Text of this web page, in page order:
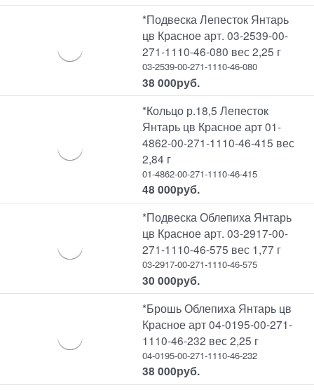
*Подвеска Лепесток Янтарь
цв Красное арт. 03-2539-00-
271-1110-46-080 вес 2,25 г
03-2539-00-271-1110-46-080
38 000руб.
*Кольцо р.18,5 Лепесток
Янтарь цв Красное арт 01-
4862-00-271-1110-46-415 вес
2,84 г
01-4862-00-271-1110-46-415
48 000руб.
*Подвеска Облепиха Янтарь
цв Красное арт. 03-2917-00-
271-1110-46-575 вес 1,77 г
03-2917-00-271-1110-46-575
30 000руб.
*Брошь Облепиха Янтарь цв
Красное арт 04-0195-00-271-
1110-46-232 вес 2,25 г
04-0195-00-271-1110-46-232
38 000руб.